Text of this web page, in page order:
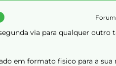
via para qualquer outro
em formato fisico para a sua